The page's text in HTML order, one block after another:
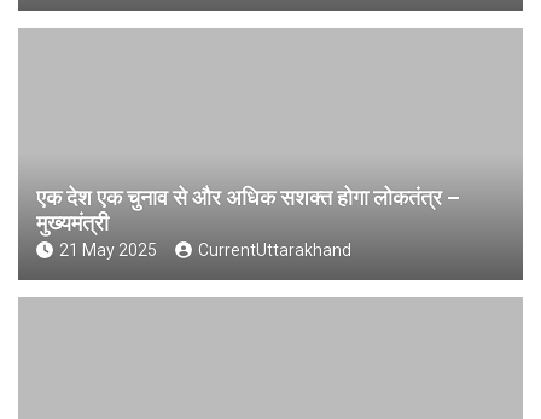
एक देश एक चुनाव से और अधिक सशक्त होगा लोकतंत्र –
मुख्यमंत्री
21 May 2025 CurrentUttarakhand